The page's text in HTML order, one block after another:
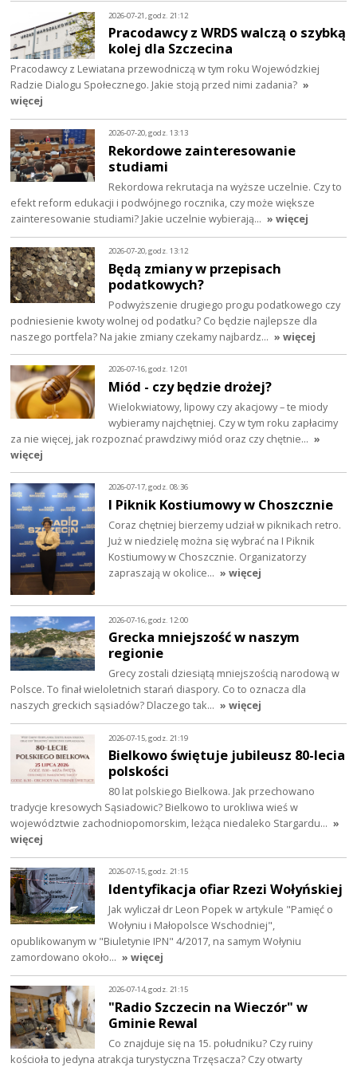
2026-07-21, godz. 21:12
Pracodawcy z WRDS walczą o szybką
kolej dla Szczecina
Pracodawcy z Lewiatana przewodniczą w tym roku Wojewódzkiej
Radzie Dialogu Społecznego. Jakie stoją przed nimi zadania? »
więcej
2026-07-20, godz. 13:13
Rekordowe zainteresowanie
studiami
Rekordowa rekrutacja na wyższe uczelnie. Czy to
efekt reform edukacji i podwójnego rocznika, czy może większe
zainteresowanie studiami? Jakie uczelnie wybierają… » więcej
2026-07-20, godz. 13:12
Będą zmiany w przepisach
podatkowych?
Podwyższenie drugiego progu podatkowego czy
podniesienie kwoty wolnej od podatku? Co będzie najlepsze dla
naszego portfela? Na jakie zmiany czekamy najbardz… » więcej
2026-07-16, godz. 12:01
Miód - czy będzie drożej?
Wielokwiatowy, lipowy czy akacjowy – te miody
wybieramy najchętniej. Czy w tym roku zapłacimy
za nie więcej, jak rozpoznać prawdziwy miód oraz czy chętnie… »
więcej
2026-07-17, godz. 08:36
I Piknik Kostiumowy w Choszcznie
Coraz chętniej bierzemy udział w piknikach retro.
Już w niedzielę można się wybrać na I Piknik
Kostiumowy w Choszcznie. Organizatorzy
zapraszają w okolice… » więcej
2026-07-16, godz. 12:00
Grecka mniejszość w naszym
regionie
Grecy zostali dziesiątą mniejszością narodową w
Polsce. To finał wieloletnich starań diaspory. Co to oznacza dla
naszych greckich sąsiadów? Dlaczego tak… » więcej
2026-07-15, godz. 21:19
Bielkowo świętuje jubileusz 80-lecia
polskości
80 lat polskiego Bielkowa. Jak przechowano
tradycje kresowych Sąsiadowic? Bielkowo to urokliwa wieś w
województwie zachodniopomorskim, leżąca niedaleko Stargardu… »
więcej
2026-07-15, godz. 21:15
Identyfikacja ofiar Rzezi Wołyńskiej
Jak wyliczał dr Leon Popek w artykule "Pamięć o
Wołyniu i Małopolsce Wschodniej",
opublikowanym w "Biuletynie IPN" 4/2017, na samym Wołyniu
zamordowano około… » więcej
2026-07-14, godz. 21:15
"Radio Szczecin na Wieczór" w
Gminie Rewal
Co znajduje się na 15. południku? Czy ruiny
kościoła to jedyna atrakcja turystyczna Trzęsacza? Czy otwarty